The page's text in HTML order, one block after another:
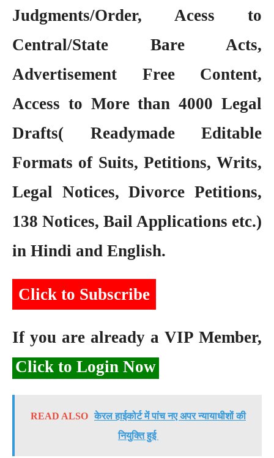
Judgments/Order, Acess to
Central/State Bare Acts,
Advertisement Free Content,
Access to More than 4000 Legal
Drafts( Readymade Editable
Formats of Suits, Petitions, Writs,
Legal Notices, Divorce Petitions,
138 Notices, Bail Applications etc.)
in Hindi and English.
Click to Subscribe
If you are already a VIP Member,
Click to Login Now
READ ALSO केरल हाईकोर्ट में पांच नए अपर न्यायाधीशों की
नियुक्ति हुई